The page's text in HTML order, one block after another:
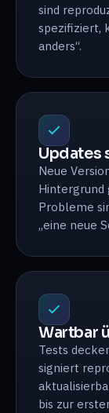
sind
spezifiziert,
anders“.
Updates
Neue
Hintergrund
Probleme
„eine neue
Wartbar
Tests
signiert
bis zur